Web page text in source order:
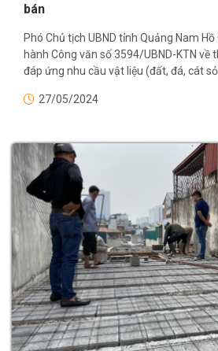
bán
Phó Chủ tịch UBND tỉnh Quảng Nam
hành Công văn số 3594/UBND-KTN về
đáp ứng nhu cầu vật liệu (đất, đá, cát
27/05/2024